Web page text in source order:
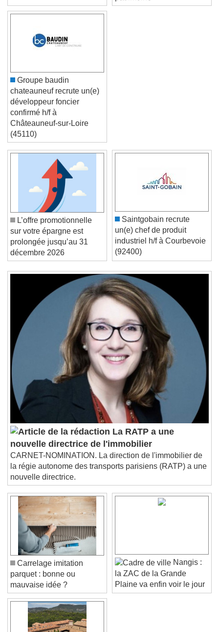
Video Player is loading.
Play Video
Play
Skip Backward
Unmute
Current Time0:00
Duration
Loaded:0%
Stream Type
LIVE
Seek to live, currently behind liveLIVE
Remaining Time
Playback Rate
Chapters
Chapters
Descriptions
descriptions off, selected
Subtitles
subtitles settings, opens subtitles
settings dialog
subtitles off, selected
Picture-in-Picture
Fullscreen
This is a modal window.
Beginning of dialog window. Escape will cancel
and close the window.
Text
Text Background
Color Opacity
Caption Area Background
Color Opacity
Font Size
Text Edge Style
patrimoine
Groupe baudin
chateauneuf recrute un(e)
développeur foncier
confirmé h/f à
Châteauneuf-sur-Loire
(45110)
L’offre promotionnelle
sur votre épargne est
prolongée jusqu’au 31
décembre 2026
Saintgobain recrute
un(e) chef de produit
industriel h/f à Courbevoie
(92400)
La RATP a une
nouvelle directrice de l'immobilier
CARNET-NOMINATION. La direction de l'immobilier de
la régie autonome des transports parisiens (RATP) a une
nouvelle directrice.
Carrelage imitation
parquet : bonne ou
mauvaise idée ?
Nangis :
la ZAC de la Grande
Plaine va enfin voir le jour